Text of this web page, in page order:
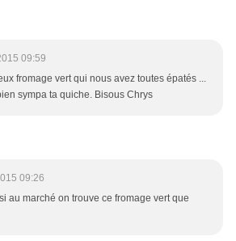
09:59
fromage vert qui nous avez toutes épatés ...
sympa ta quiche. Bisous Chrys
09:26
au marché on trouve ce fromage vert que